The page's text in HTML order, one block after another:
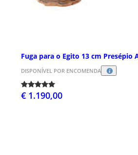
Fuga para o Egito 13 cm Presépio
DISPONÍVEL POR ENCOMENDA
€ 1.190,00